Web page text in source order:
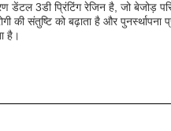
3डी प्रिंटिंग रेजिन है, जो बेजोड़
की संतुष्टि को बढ़ाता है और
है।